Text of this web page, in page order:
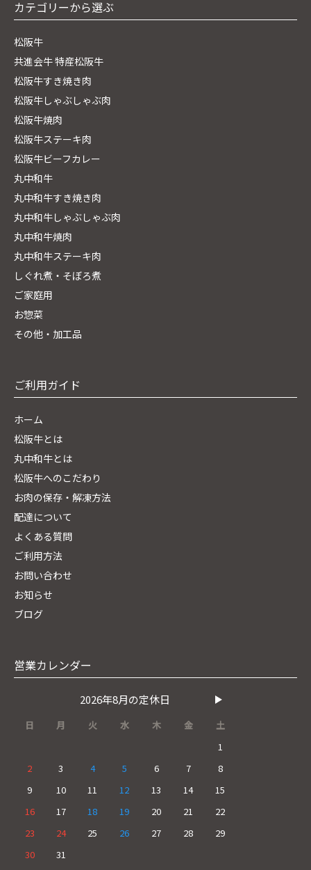
カテゴリーから選ぶ
松阪牛
共進会牛 特産松阪牛
松阪牛すき焼き肉
松阪牛しゃぶしゃぶ肉
松阪牛焼肉
松阪牛ステーキ肉
松阪牛ビーフカレー
丸中和牛
丸中和牛すき焼き肉
丸中和牛しゃぶしゃぶ肉
丸中和牛焼肉
丸中和牛ステーキ肉
しぐれ煮・そぼろ煮
ご家庭用
お惣菜
その他・加工品
ご利用ガイド
ホーム
松阪牛とは
丸中和牛とは
松阪牛へのこだわり
お肉の保存・解凍方法
配達について
よくある質問
ご利用方法
お問い合わせ
お知らせ
ブログ
営業カレンダー
2026年8月の定休日
日 月 火 水 木 金
土
1
2
3 4 5 6 7
8
9
10 11 12 13 14
15
16
17 18 19 20 21
22
23
24 25 26 27 28
29
30
31